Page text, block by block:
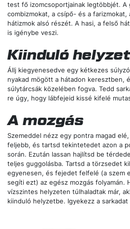
test fő izomcsoportjainak legtöbbjét. A
combizmokat, a csípő- és a farizmokat,
hátizmok alsó részét. A hasi, a felső
is igénybe veszi.
Kiinduló helyzet
Állj kiegyenesedve egy kétkezes
nyakad mögött a hátadon keresztben,
súlytárcsák közelében fogva. Tedd
re úgy, hogy lábfejeid kissé kifelé
A mozgás
Szemeddel nézz egy pontra magad
feljebb, és tartsd tekintetedet azon a
során. Ezután lassan hajlítsd be
teljes guggolásba. Tartsd a törzsedet
egyenesen, és fejedet felfelé (a szem
segíti ezt) az egész mozgás folyamán.
vízszintes helyzeten túlhaladtak már,
kiinduló helyzetbe. Igyekezz a